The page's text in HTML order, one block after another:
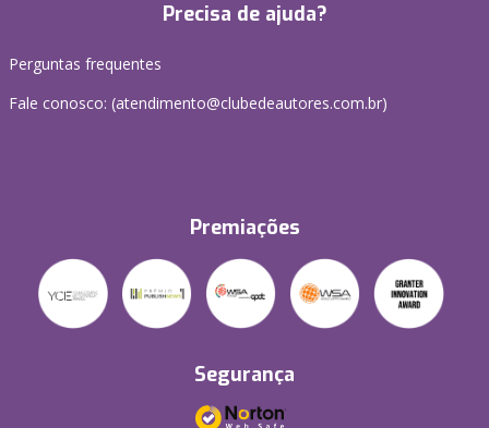
Precisa de ajuda?
Perguntas frequentes
Fale conosco: (atendimento@clubedeautores.com.br)
Premiações
Segurança